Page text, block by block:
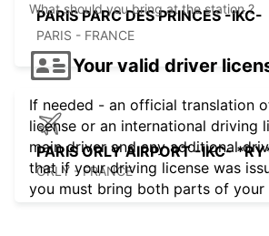
PARIS PARC DES PRINCES -IKC-
PARIS - FRANCE
PARIS ORLY AIRPORT -IKC-
ORLY - FRANCE
What should you bring at the station ?
Your valid driver
If needed - an official translation
license or an international driving
main driver and any additional
that if your driving license was
you must bring both parts of your